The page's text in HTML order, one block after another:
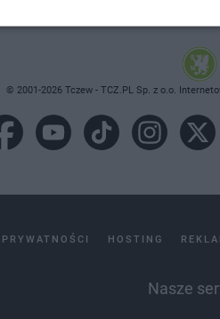
© 2001-2026 Tczew - TCZ.PL Sp. z o.o.
HOSTING
Nasze